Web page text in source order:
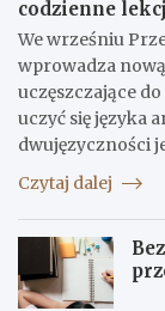
codzienne
We wrześniu
wprowadza
uczęszczające
uczyć się języka
dwujęzyczności
Czytaj dalej